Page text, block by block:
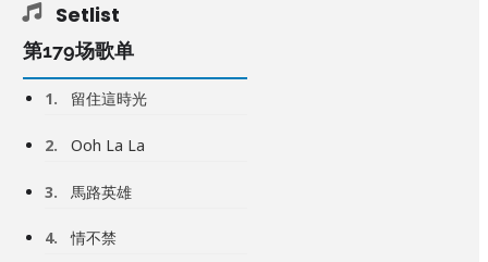
Setlist
第179场歌单
1. 留住這時光
2. Ooh La La
3. 馬路英雄
4. 情不禁